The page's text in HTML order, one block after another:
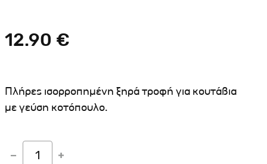
Παιχνίδια Σκύλου
Κουδουνάκια Σκύλου
12.90 €
Πλήρες ισορροπημένη ξηρά τροφή για κουτάβια
με γεύση κοτόπουλο.
1